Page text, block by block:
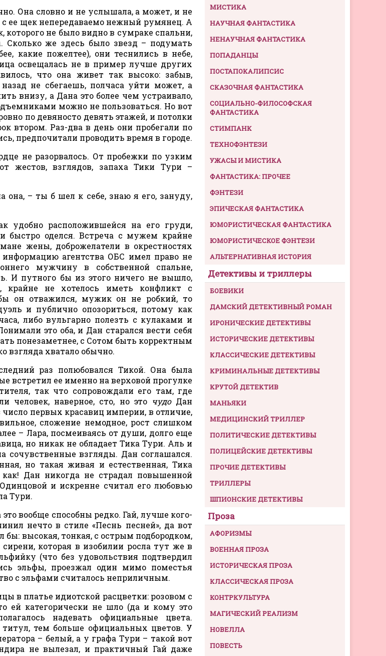
Она словно и не услышала, а может, и не
с ее щек непередаваемо нежный румянец. А
которого не было видно в сумраке спальни,
Сколько же здесь было звезд – подумать
какие пожелтее), они теснились в небе,
освещалась не в пример лучше других
что она живет так высоко: забыв,
не сбегаешь, полчаса уйти может, а
внизу, а Дана это более чем устраивало,
можно не пользоваться. Но вот
по девяносто девять этажей, и потолки
втором. Раз-два в день они пробегали по
предпочитали проводить время в городе.
не разорвалось. От пробежки по узким
жестов, взглядов, запаха Тики Тури –
– ты б шел к себе, знаю я его, зануду,
удобно расположившейся на его груди,
быстро оделся. Встреча с мужем крайне
жены, доброжелатели в окрестностях
информацию агентства ОБС имел право не
мужчину в собственной спальне,
И путного бы из этого ничего не вышло,
не хотелось иметь конфликт с
он отважился, мужик он не робкий, то
и публично опозориться, потому как
либо вульгарно полезть с кулаками и
это оба, и Дан старался вести себя
понезаметнее, с Сотом быть корректным
взгляда хватало обычно.
раз полюбовался Тикой. Она была
встретил ее именно на верховой прогулке
так что сопровождали его там, где
человек, наверное, сто, но это чудоДан
первых красавиц империи, в отличие,
сложение немодное, рост слишком
– Лара, посмеиваясь от души, долго еще
но никак не обладает Тика Тури. Аль и
сочувственные взгляды. Дан соглашался.
но такая живая и естественная, Тика
Дан никогда не страдал повышенной
и искренне считал его любовью
Тури.
вообще способны редко. Гай, лучше кого-
нечто в стиле «Песнь песней», да вот
бы: высокая, тонкая, с острым подбородком,
которая в изобилии росла тут же в
(что без удовольствия подтвердил
эльфы, проезжал один мимо поместья
с эльфами считалось неприличным.
в платье идиотской расцветки: розовом с
ей категорически не шло (да и кому это
надевать официальные цвета.
тем больше официальных цветов. У
– белый, а у графа Тури – такой вот
не вылезал, и практичный Гай даже
МИСТИКА
НАУЧНАЯ ФАНТАСТИКА
НЕНАУЧНАЯ ФАНТАСТИКА
ПОПАДАНЦЫ
ПОСТАПОКАЛИПСИС
СКАЗОЧНАЯ ФАНТАСТИКА
СОЦИАЛЬНО-ФИЛОСОФСКАЯ
ФАНТАСТИКА
СТИМПАНК
ТЕХНОФЭНТЕЗИ
УЖАСЫ И МИСТИКА
ФАНТАСТИКА: ПРОЧЕЕ
ФЭНТЕЗИ
ЭПИЧЕСКАЯ ФАНТАСТИКА
ЮМОРИСТИЧЕСКАЯ ФАНТАСТИКА
ЮМОРИСТИЧЕСКОЕ ФЭНТЕЗИ
АЛЬТЕРНАТИВНАЯ ИСТОРИЯ
Детективы и триллеры
БОЕВИКИ
ДАМСКИЙ ДЕТЕКТИВНЫЙ РОМАН
ИРОНИЧЕСКИЕ ДЕТЕКТИВЫ
ИСТОРИЧЕСКИЕ ДЕТЕКТИВЫ
КЛАССИЧЕСКИЕ ДЕТЕКТИВЫ
КРИМИНАЛЬНЫЕ ДЕТЕКТИВЫ
КРУТОЙ ДЕТЕКТИВ
МАНЬЯКИ
МЕДИЦИНСКИЙ ТРИЛЛЕР
ПОЛИТИЧЕСКИЕ ДЕТЕКТИВЫ
ПОЛИЦЕЙСКИЕ ДЕТЕКТИВЫ
ПРОЧИЕ ДЕТЕКТИВЫ
ТРИЛЛЕРЫ
ШПИОНСКИЕ ДЕТЕКТИВЫ
Проза
АФОРИЗМЫ
ВОЕННАЯ ПРОЗА
ИСТОРИЧЕСКАЯ ПРОЗА
КЛАССИЧЕСКАЯ ПРОЗА
КОНТРКУЛЬТУРА
МАГИЧЕСКИЙ РЕАЛИЗМ
НОВЕЛЛА
ПОВЕСТЬ